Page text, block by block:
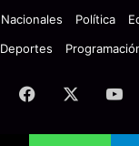
Nacionales Política
Deportes
Facebook